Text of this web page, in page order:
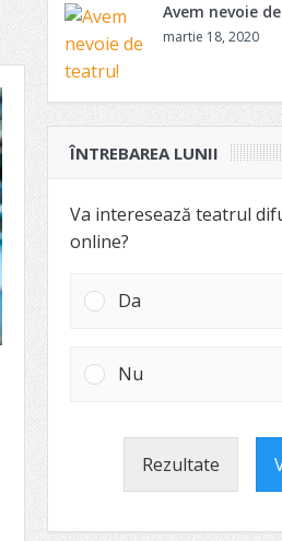
Avem nevoie
martie 18, 2020
ÎNTREBAREA LUNII
Va interesează teatrul
online?
Da
Nu
Rezultate